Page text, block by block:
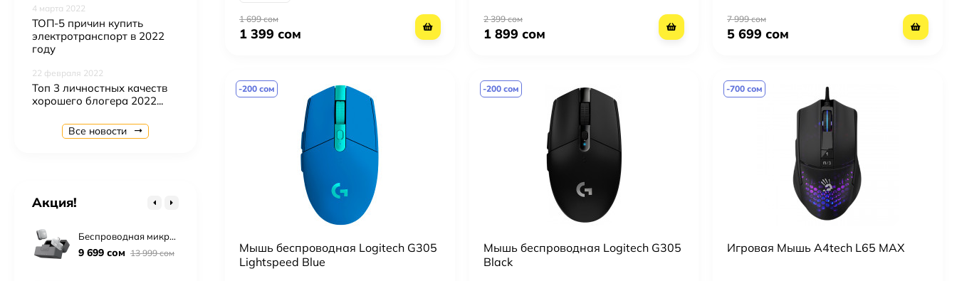
1 699 сом
1 399 сом
2 399 сом
1 899 сом
7 999 сом
5 699 сом
-200 сом
Мышь беспроводная Logitech G305
Lightspeed Blue
-200 сом
Мышь беспроводная Logitech G305
Black
-700 сом
Игровая Мышь A4tech L65 MAX
4 марта 2022
ТОП-5 причин купить
электротранспорт в 2022
году
22 февраля 2022
Топ 3 личностных качеств
хорошего блогера 2022...
Все новости
Акция!
34 999 сом
40 291 сом
41 999 сом
Беспроводная микрофонная система DJI Mic Mini 2 (1 TX + 1 Mobile RX + Charging Case)
9 699 сом 13 999 сом